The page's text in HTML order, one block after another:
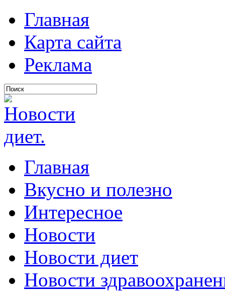
Главная
Карта сайта
Реклама
Главная
Вкусно и полезно
Интересное
Новости
Новости диет
Новости